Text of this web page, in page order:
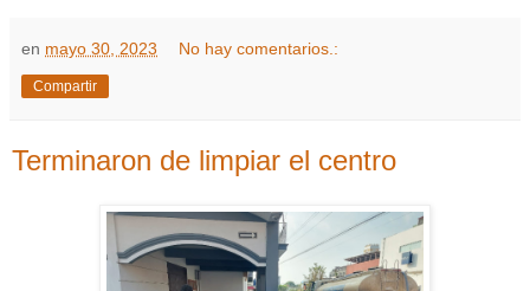
en mayo 30, 2023 No hay comentarios.:
Compartir
Terminaron de limpiar el centro